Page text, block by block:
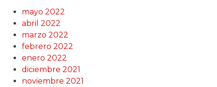
mayo 2022
abril 2022
marzo 2022
febrero 2022
enero 2022
diciembre 2021
noviembre 2021